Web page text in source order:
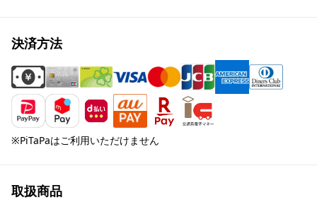
決済方法
※PiTaPaはご利用いただけません
取扱商品